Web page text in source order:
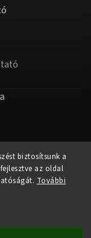
biztosítsunk a
az oldal
További
fenntartva.